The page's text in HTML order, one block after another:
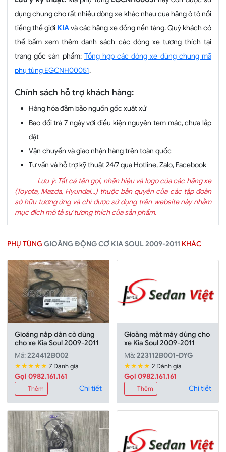
dụng chung cho rất nhiều dòng xe khác nhau của hãng ô tô nổi
tiếng thế giới KIAvà các hãng xe đồng nền tảng. Quý khách có
thể bấm xem thêm danh sách các dòng xe tương thích tại
trang gốc sản phẩm: Tổng hợp các dòng xe dùng chung mã
phụ tùng EGCNH00051.
Chính sách hỗ trợ khách hàng:
Hàng hóa đảm bảo nguồn gốc xuất xứ
Bao đổi trả 7 ngày với điều kiện nguyên tem mác, chưa lắp
đặt
Vận chuyển và giao nhận hàng trên toàn quốc
Tư vấn và hỗ trợ kỹ thuật 24/7 qua Hotline, Zalo, Facebook
Lưu ý: Tất cả tên gọi, nhãn hiệu và logo của các hãng xe
(Toyota, Mazda, Hyundai...) thuộc bản quyền của các tập đoàn
sở hữu tương ứng và chỉ được sử dụng trên website này nhằm
mục đích mô tả sự tương thích của sản phẩm.
PHỤ TÙNGGIOĂNG ĐỘNG CƠ KIA SOUL 2009-2011 KHÁC
Gioăng nắp dàn cò dùng
cho xe Kia Soul 2009-2011
Mã:224412B002
★★★★★ 7 Đánh giá
Gọi 0982.161.161
Thêm Chi tiết
Gioăng mặt máy dùng cho
xe Kia Soul 2009-2011
Mã:223112B001-DYG
★★★★ 2 Đánh giá
Gọi 0982.161.161
Thêm Chi tiết